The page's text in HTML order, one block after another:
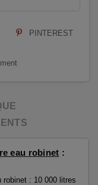
PINTEREST
eau robinet :
robinet : 10 000 litres